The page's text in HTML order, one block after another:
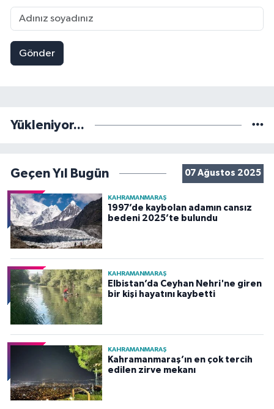
Gönder
Yükleniyor...
Geçen Yıl Bugün 07 Ağustos 2025
KAHRAMANMARAŞ
1997’de kaybolan adamın cansız
bedeni 2025’te bulundu
KAHRAMANMARAŞ
Elbistan’da Ceyhan Nehri'ne giren
bir kişi hayatını kaybetti
KAHRAMANMARAŞ
Kahramanmaraş’ın en çok tercih
edilen zirve mekanı